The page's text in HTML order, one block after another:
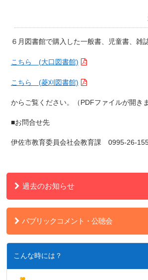
６月図書館で購入した一般書、児童書、雑
こちら (大口図書館)
こちら (菱刈図書館)
からご覧ください。（PDFファイルが開きま
■お問合せ先
伊佐市教育委員会社会教育課 0995-26-
過去のお知らせ
パブリックコメント・公聴会
こんな時には？